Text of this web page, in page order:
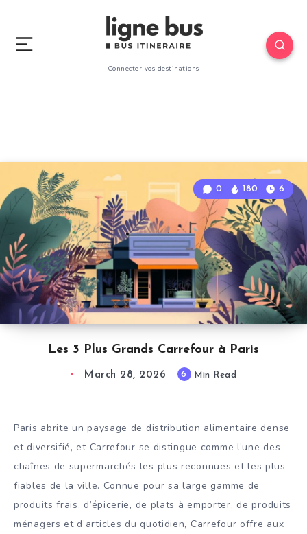
Connecter vos destinations
Les 3 Plus Grands Carrefour à Paris
0 180 6
March 28, 2026 6 Min Read
Paris abrite un paysage de distribution alimentaire dense
et diversifié, et Carrefour se distingue comme l’une des
chaînes de supermarchés les plus reconnues et les plus
fiables de la ville. Connue pour sa large gamme de
produits frais, d’épicerie, de plats à emporter, de produits
ménagers et d’articles du quotidien, Carrefour offre aux